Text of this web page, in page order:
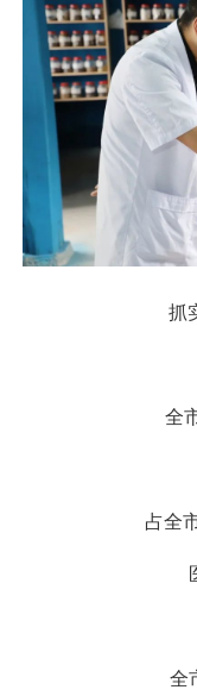
抓实
全市
占全市
医
全市